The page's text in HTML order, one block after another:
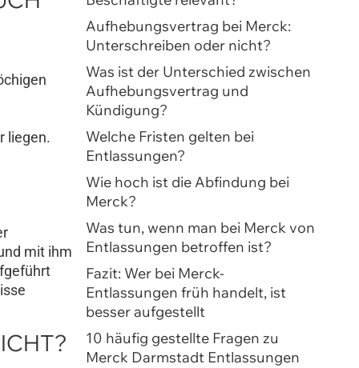
liegen.
mit ihm
Aufhebungsvertrag bei Merck:
Unterschreiben oder nicht?
Was ist der Unterschied zwischen
Aufhebungsvertrag und
Kündigung?
Welche Fristen gelten bei
Entlassungen?
Wie hoch ist die Abfindung bei
Merck?
Was tun, wenn man bei Merck von
Entlassungen betroffen ist?
Fazit: Wer bei Merck-
Entlassungen früh handelt, ist
besser aufgestellt
10 häufig gestellte Fragen zu
Merck Darmstadt Entlassungen